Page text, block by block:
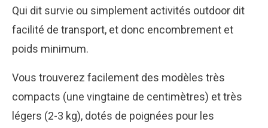
Qui dit survie ou simplement activités outdoor dit
facilité de transport, et donc encombrement et
poids minimum.
Vous trouverez facilement des modèles très
compacts (une vingtaine de centimètres) et très
légers (2-3 kg), dotés de poignées pour les